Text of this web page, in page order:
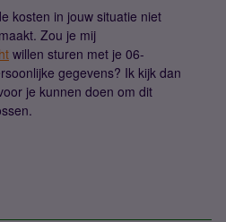
kosten in jouw situatie niet
Zou je mij
willen sturen met je 06-
gegevens? Ik kijk dan
je kunnen doen om dit